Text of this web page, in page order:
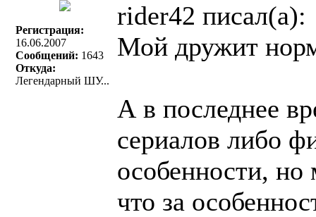
Регистрация:
16.06.2007
Сообщений: 1643
Откуда:
Легендарный ШУ...
rider42 писал(a):
Мой дружит
А в последнее
сериалов либо
особенности, но
что за